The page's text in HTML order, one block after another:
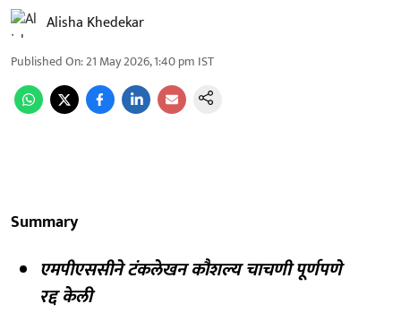
Alisha Khedekar
Published On:21 May 2026, 1:40 pm IST
Summary
एमपीएससीने टंकलेखन कौशल्य चाचणी पूर्णपणे
रद्द केली